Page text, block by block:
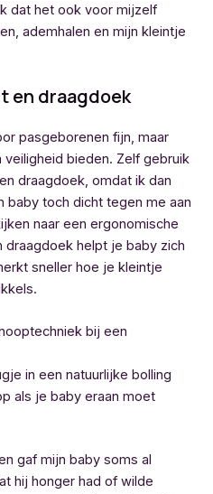
dat het ook voor mijzelf
ademhalen en mijn kleintje
en draagdoek
pasgeborenen fijn, maar
bieden. Zelf gebruik
draagdoek, omdat ik dan
baby toch dicht tegen me aan
naar een ergonomische
draagdoek helpt je baby zich
sneller hoe je kleintje
bij een
in een natuurlijke bolling
als je baby eraan moet
gaf mijn baby soms al
hij honger had of wilde